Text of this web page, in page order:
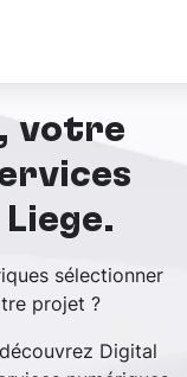
votre
sélectionner
projet ?
Digital